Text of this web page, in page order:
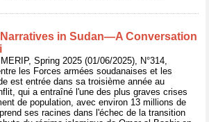
in Sudan—A Conversation
Spring 2025 (01/06/2025), N°314,
les Forces armées soudanaises et les
est entrée dans sa troisième année au
qui a entraîné l'une des plus graves crises
de population, avec environ 13 millions de
ses racines dans l'échec de la transition